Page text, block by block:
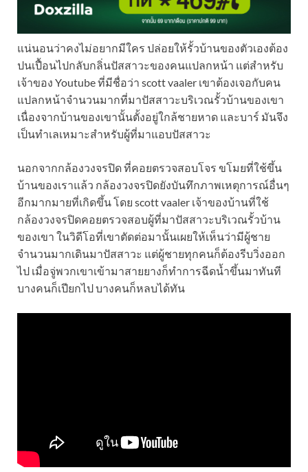
แน่นอนว่าคงไม่อยากมีใคร ปล่อยให้รั้วบ้านของตัวเองต้อง
ปนเปื้อนไปกลับกลิ่นปัสสาวะของคนแปลกหน้า แต่สำหรับ
เจ้าของ Youtube ที่มีชื่อว่า scott vaaler เขาต้องเจอกับคน
แปลกหน้าจำนวนมากที่มาปัสสาวะบริเวณรั้วบ้านของเขา
เนื่องจากบ้านของเขานั้นตั้งอยู่ใกล้ชายหาด และบาร์ มันจึง
เป็นทำเลเหมาะสำหรับผู้ที่มาแอบปัสสาวะ
นอกจากกล้องวงจรปิด ที่คอยตรวจสอบโจร ขโมยที่ใช้ขึ้น
บ้านของเราแล้ว กล้องวงจรปิดยังบันทึกภาพเหตุการณ์อื่นๆ
อีกมากมายที่เกิดขึ้น โดย scott vaaler เจ้าของบ้านที่ใช้
กล้องวงจรปิดคอยตรวจสอบผู้ที่มาปัสสาวะบริเวณรั้วบ้าน
ของเขา ในวิดีโอที่เขาตัดต่อมานั้นเผยให้เห็นว่ามีผู้ชาย
จำนวนมากเดินมาปัสสาวะ แต่ผู้ชายทุกคนก็ต้องรีบวิ่งออก
ไป เมื่อจู่พวกเขาเข้ามาสายยางก็ทำการฉีดน้ำขึ้นมาทันที
บางคนก็เปียกไป บางคนก็หลบได้ทัน